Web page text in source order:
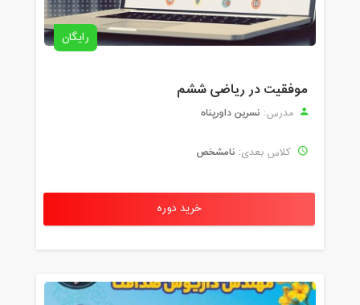
رایگان
موفقیت در ریاضی ششم
مدرس: نسرین داورپناه
کلاس بعدی: نامشخص
خرید دوره